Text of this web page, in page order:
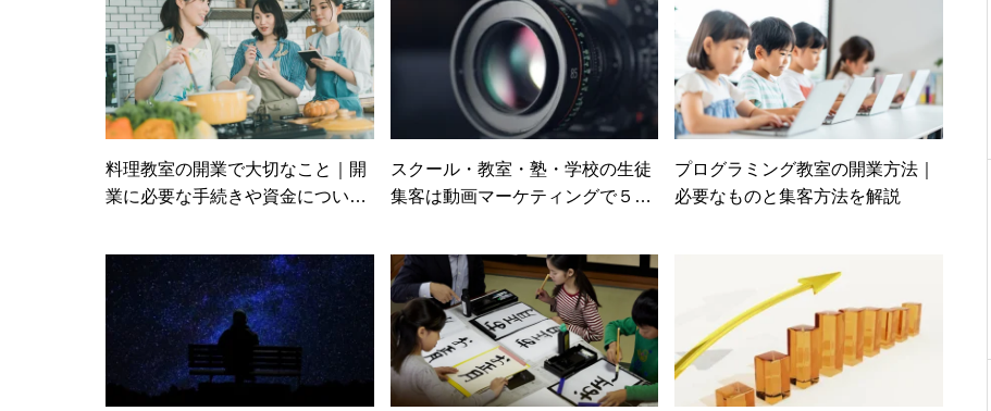
料理教室の開業で大切なこと｜開
業に必要な手続きや資金について
スクール・教室・塾・学校の生徒
集客は動画マーケティングで５G
プログラミング教室の開業方法｜
必要なものと集客方法を解説